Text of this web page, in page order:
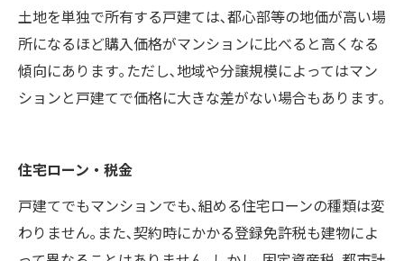
土地を単独で所有する戸建ては､都心部等の地価が高い場
所になるほど購入価格がマンションに比べると高くなる
傾向にあります｡ただし､地域や分譲規模によってはマン
ションと戸建てで価格に大きな差がない場合もあります｡
住宅ローン・税金
戸建てでもマンションでも､組める住宅ローンの種類は変
わりません｡また､契約時にかかる登録免許税も建物によ